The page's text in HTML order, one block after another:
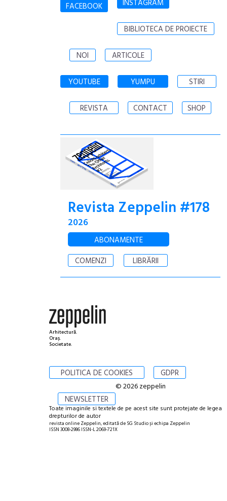
FACEBOOK INSTAGRAM
BIBLIOTECA DE PROIECTE
NOI ARTICOLE
YOUTUBE YUMPU STIRI
REVISTA CONTACT SHOP
Revista Zeppelin #178
2026
ABONAMENTE
COMENZI
LIBRĂRII
Arhitectură.
Oraș.
Societate.
POLITICA DE COOKIES GDPR
NEWSLETTER
© 2026 zeppelin
Toate imaginile si textele de pe acest site sunt protejate de legea
drepturilor de autor
revista online Zeppelin, editată de SG Studio și echipa Zeppelin
ISSN 3008-2986 ISSN-L 2069-721X